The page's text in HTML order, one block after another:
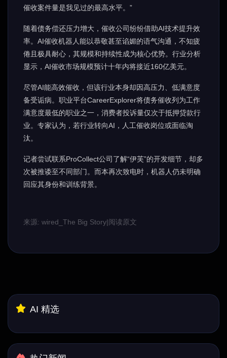
催收案件量是我见过的最高水平。”
随着债务偿还压力增大，催收公司纷纷借助AI技术提升效
率。AI催收机器人能以恭敬甚至谄媚的语气沟通，不知疲
倦且极具耐心，其规模和持续性成为核心优势。行业分析
显示，AI催收市场规模预计十年内将接近160亿美元。
尽管AI能高效催收，但该行业本身却因高压力、低满意度
备受诟病。职业平台CareerExplorer将债务催收列为工作
满意度最低的职业之一，消费者投诉量仅次于抵押贷款行
业。专家认为，若行业转向AI，人工催收岗位或面临淘
汰。
记者尝试联系ProCollect公司了解“伊芙”的开发细节，却多
次被推诿至不同部门。而本再次致电时，机器人仍未明确
回应其身份和训练背景。
来源: wired_The Big Story|阅读原文
AI 精选